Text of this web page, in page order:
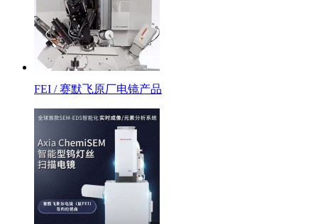
FEI / 赛默飞原厂电镜产品